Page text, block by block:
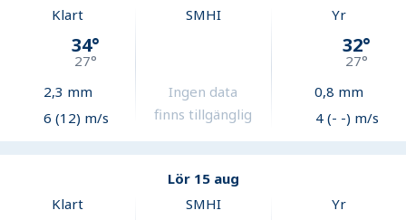
Klart
34°
27°
2,3 mm
6 (12) m/s
SMHI
Ingen data
finns tillgänglig
Yr
32°
27°
0,8 mm
4 (- -) m/s
Lör 15 aug
Klart
SMHI Yr